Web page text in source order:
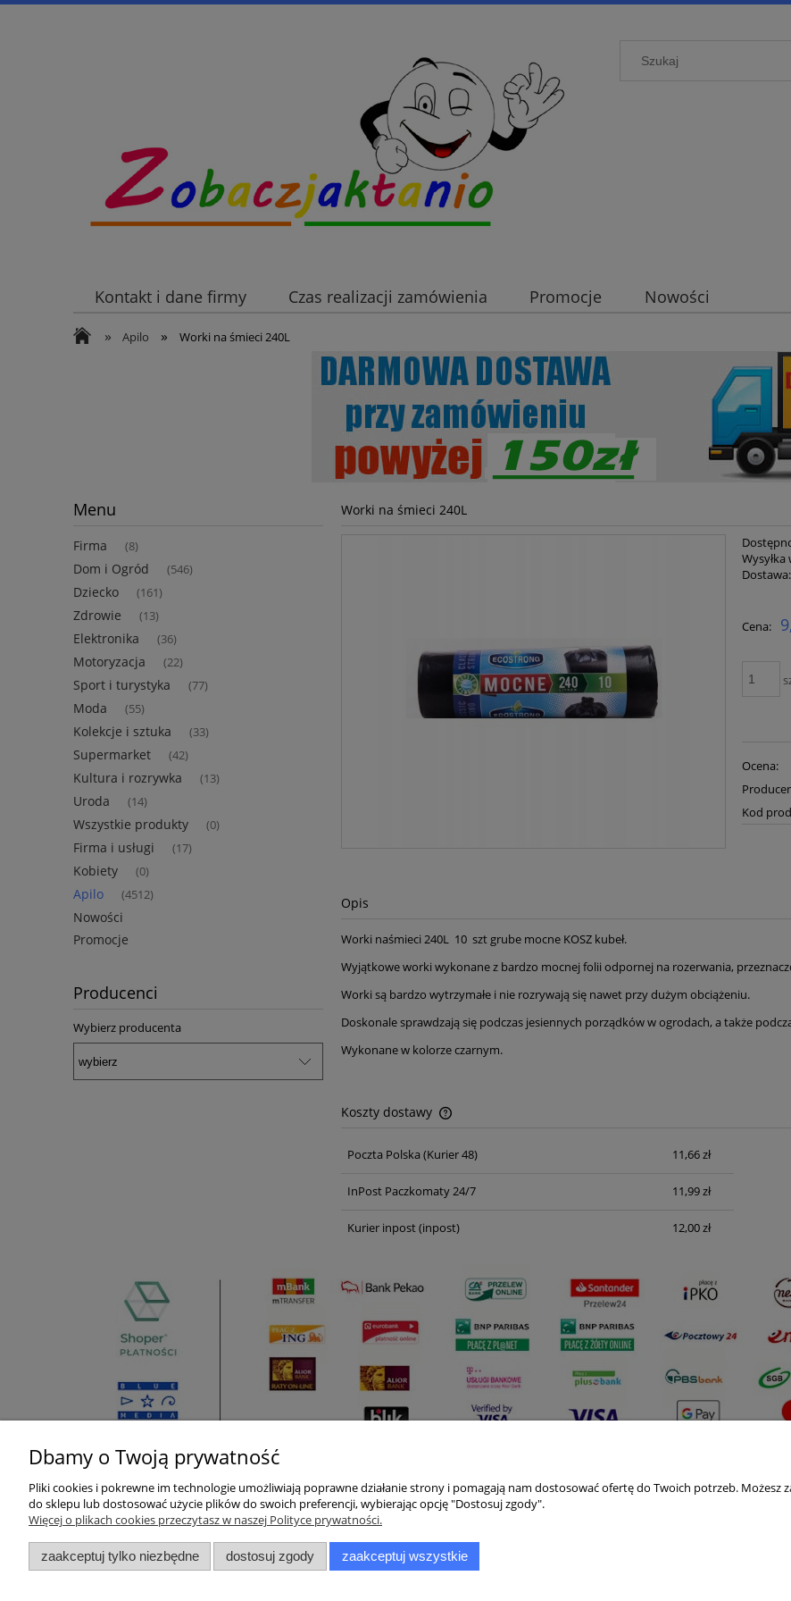
Kontakt i dane firmy Czas realizacji zamówienia Promocje Nowości
» Apilo » Worki na śmieci 240L
Menu
Firma (8)
Dom i Ogród (546)
Dziecko (161)
Zdrowie (13)
Elektronika (36)
Motoryzacja (22)
Sport i turystyka (77)
Moda (55)
Kolekcje i sztuka (33)
Supermarket (42)
Kultura i rozrywka (13)
Uroda (14)
Wszystkie produkty (0)
Firma i usługi (17)
Kobiety (0)
Apilo (4512)
Nowości
Promocje
Producenci
Wybierz producenta
Worki na śmieci 240L
Wysyłka
Dostawa:
Cena:
Ocena:
Kod
Opis
Worki naśmieci 240L 10 szt grube mocne KOSZ kubeł.
Wyjątkowe worki wykonane z bardzo mocnej folii odpornej na rozerwania,
Worki są bardzo wytrzymałe i nie rozrywają się nawet przy dużym obciążeniu.
Doskonale sprawdzają się podczas jesiennych porządków w ogrodach, a także
Wykonane w kolorze czarnym.
Koszty dostawy
Cena nie zawiera ewentualnych kosztów
Poczta Polska (Kurier 48) 11,66 zł
InPost Paczkomaty 24/7 11,99 zł
Kurier inpost(inpost) 12,00 zł
Pomoc
Pytania i odpowiedzi
Moje konto
Ustawienia konta
Płatności i dostawa
Dbamy o Twoją prywatność
Pliki cookies i pokrewne im technologie umożliwiają poprawne działanie strony i pomagają nam dostosować ofertę do Twoich potrzeb.
do sklepu lub dostosować użycie plików do swoich preferencji, wybierając opcję "Dostosuj zgody".
Więcej o plikach cookies przeczytasz w naszej Polityce prywatności.
zaakceptuj tylko niezbędne dostosuj zgody zaakceptuj wszystkie